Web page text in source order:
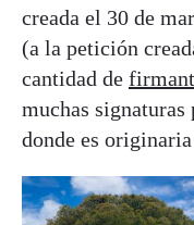
creada el 30 de
(a la petición
cantidad de
muchas signaturas
donde es